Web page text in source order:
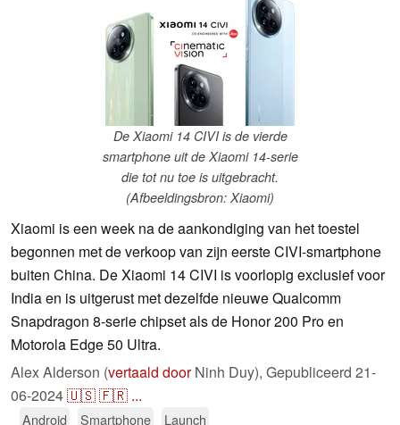
De Xiaomi 14 CIVI is de vierde
smartphone uit de Xiaomi 14-serie
die tot nu toe is uitgebracht.
(Afbeeldingsbron: Xiaomi)
Xiaomi is een week na de aankondiging van het toestel
begonnen met de verkoop van zijn eerste CIVI-smartphone
buiten China. De Xiaomi 14 CIVI is voorlopig exclusief voor
India en is uitgerust met dezelfde nieuwe Qualcomm
Snapdragon 8-serie chipset als de Honor 200 Pro en
Motorola Edge 50 Ultra.
Alex Alderson (vertaald doorNinh Duy), Gepubliceerd 21-
06-2024🇺🇸🇫🇷 ...
Android Smartphone Launch